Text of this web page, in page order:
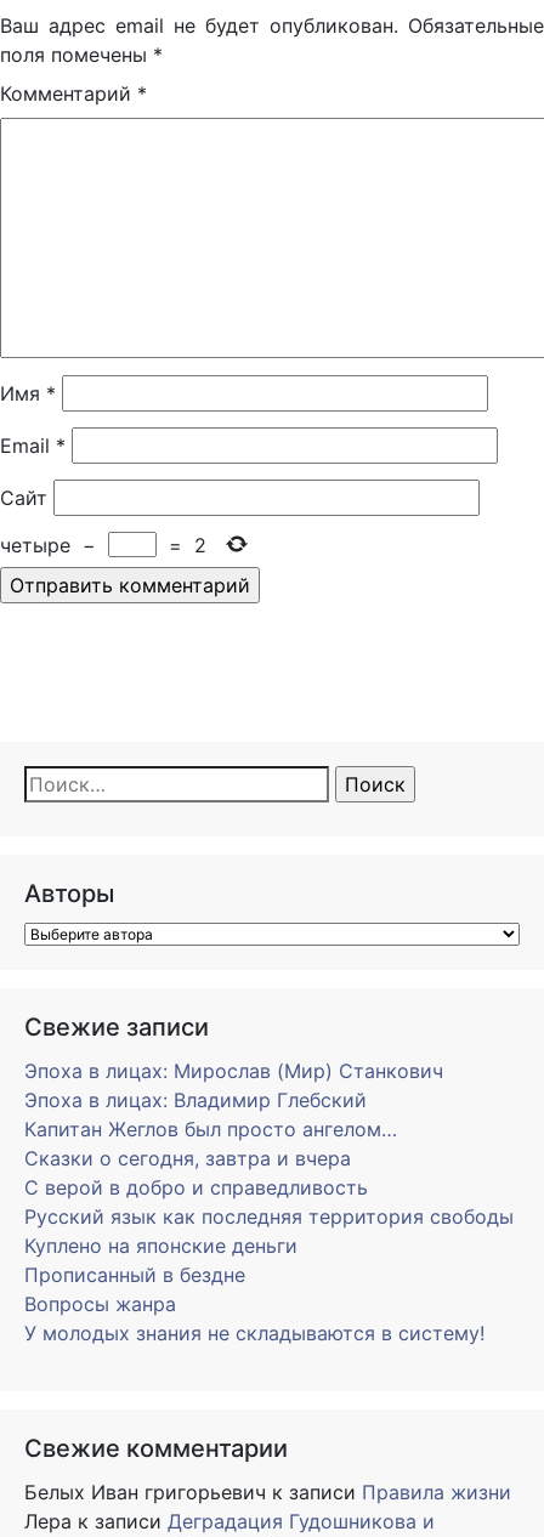
Ваш адрес email не будет опубликован. Обязательные
поля помечены *
Комментарий *
Имя *
Email *
Сайт
четыре − = 2
Найти:
Авторы
Свежие записи
Эпоха в лицах: Мирослав (Мир) Станкович
Эпоха в лицах: Владимир Глебский
Капитан Жеглов был просто ангелом…
Сказки о сегодня, завтра и вчера
С верой в добро и справедливость
Русский язык как последняя территория свободы
Куплено на японские деньги
Прописанный в бездне
Вопросы жанра
У молодых знания не складываются в систему!
Свежие комментарии
Белых Иван григорьевич к записи Правила жизни
Лера к записи Деградация Гудошникова и